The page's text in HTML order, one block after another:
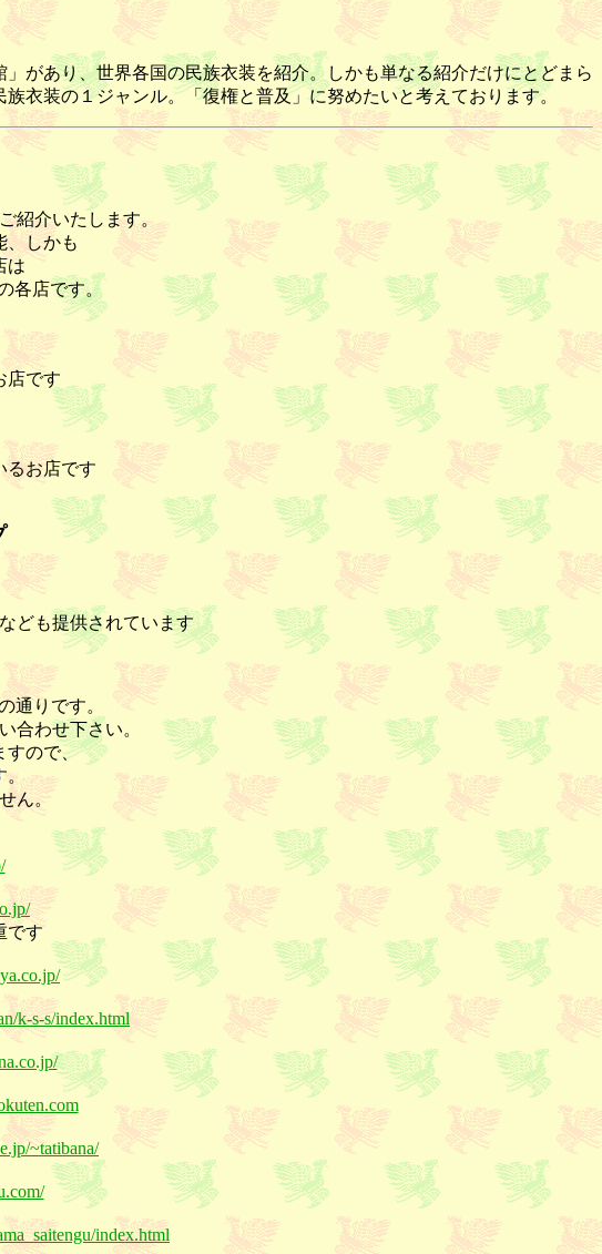
があり、世界各国の民族衣装を紹介。しかも単なる紹介だけにとどまら
衣装の１ジャンル。「復権と普及」に努めたいと考えております。
紹介いたします。
、しかも
は
各店です。
店です
るお店です
ども提供されています
通りです。
合わせ下さい。
すので、
ん。
です
k-s-s/index.html
~tatibana/
index.html